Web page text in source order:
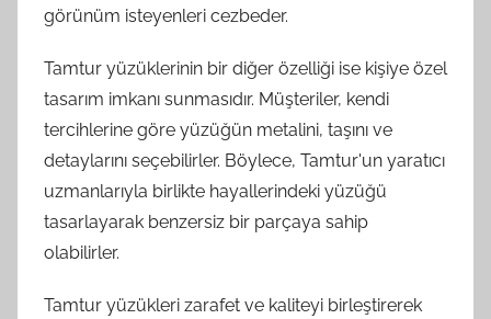
görünüm isteyenleri cezbeder.
Tamtur yüzüklerinin bir diğer özelliği ise kişiye özel
tasarım imkanı sunmasıdır. Müşteriler, kendi
tercihlerine göre yüzüğün metalini, taşını ve
detaylarını seçebilirler. Böylece, Tamtur'un yaratıcı
uzmanlarıyla birlikte hayallerindeki yüzüğü
tasarlayarak benzersiz bir parçaya sahip
olabilirler.
Tamtur yüzükleri zarafet ve kaliteyi birleştirerek